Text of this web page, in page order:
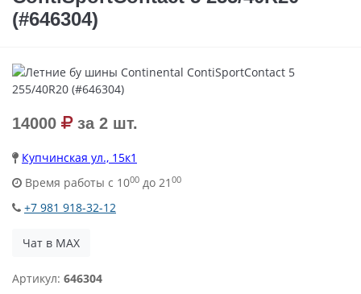
(#646304)
14000 за 2 шт.
Купчинская ул., 15к1
Время работы с 1000 до 21 00
+7 981 918-32-12
Чат в MAX
Артикул: 646304